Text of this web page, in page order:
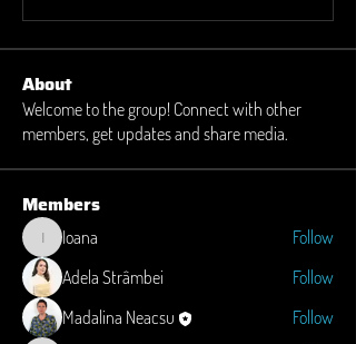
About
Welcome to the group! Connect with other
members, get updates and share media.
Members
IoanaIoana
Follow
Adela Strâmbei
Follow
Madalina Neacsu
Follow